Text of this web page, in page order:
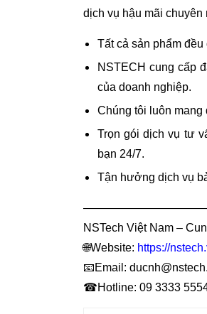
dịch vụ hậu mãi chuyên
Tất cả sản phẩm
NSTECH cung cấp
của doanh nghiệp.
Chúng tôi luôn mang
Trọn gói dịch vụ tư
bạn 24/7.
Tận hưởng dịch vụ
NSTech Việt Nam –
🌐Website: https://
📧Email:
☎Hotline: 09 3333